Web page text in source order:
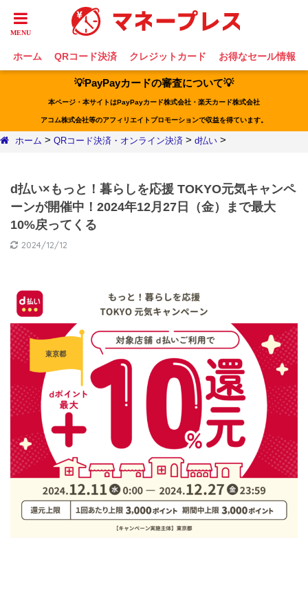
ホーム QRコード決済 クレジットカード お得なセール情報
💡PayPayカードの審査について💡
本ページ・本サイトはPayPayカード株式会社・楽天カード株式会社
アコム株式会社等のアフィリエイトプロモーションで収益を得ています。
ホーム > QRコード決済・オンライン決済 > d払い >
d払い×もっと！暮らしを応援 TOKYO元気キャンペ
ーンが開催中！2024年12月27日（金）まで最大
10%戻ってくる
2024/12/12